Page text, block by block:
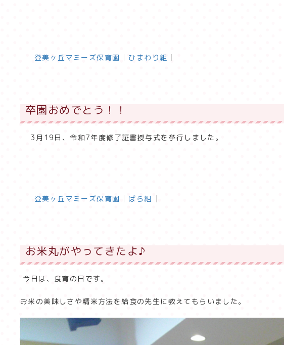
登美ヶ丘マミーズ保育園 ひまわり組
卒園おめでとう！！
3月19日、令和7年度修了証書授与式を挙行しました。
登美ヶ丘マミーズ保育園 ばら組
お米丸がやってきたよ♪
今日は、食育の日です。
お米の美味しさや精米方法を給食の先生に教えてもらいました。